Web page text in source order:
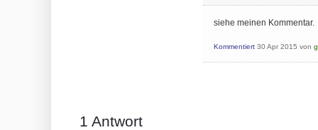
siehe meinen Kommentar.
Kommentiert 30 Apr 2015 von
1 Antwort